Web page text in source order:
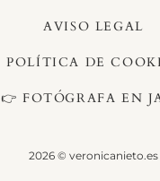
AVISO LEGAL
POLÍTICA DE
👉 FOTÓGRAFA EN
2026 © veronicanieto.es